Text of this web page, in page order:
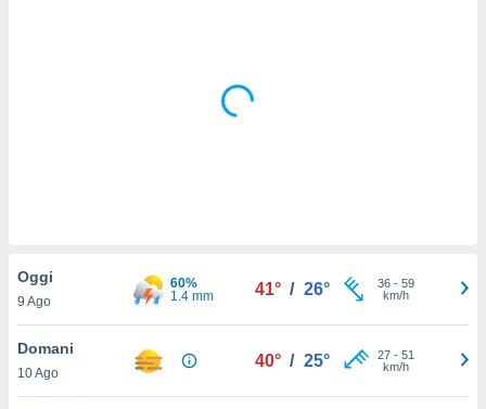
al sito
nostri
ci
Oggi
9 Ago
60%
1.4 mm
41° / 26° 36- 59
km/h
Domani
10 Ago
40° / 25° 27- 51
km/h